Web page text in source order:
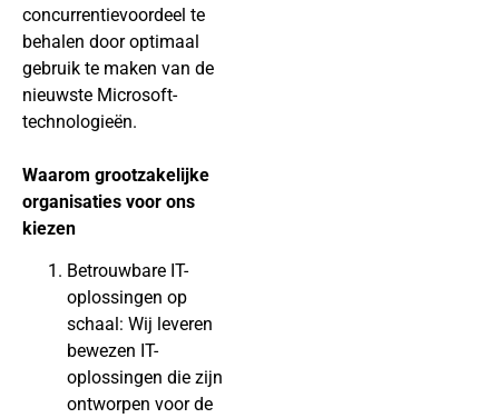
concurrentievoordeel te
behalen door optimaal
gebruik te maken van de
nieuwste Microsoft-
technologieën.
Waarom grootzakelijke
organisaties voor ons
kiezen
Betrouwbare IT-
oplossingen op
schaal: Wij leveren
bewezen IT-
oplossingen die zijn
ontworpen voor de